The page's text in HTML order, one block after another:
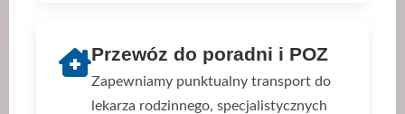
Przewóz do poradni i POZ
Zapewniamy punktualny transport do
lekarza rodzinnego, specjalistycznych